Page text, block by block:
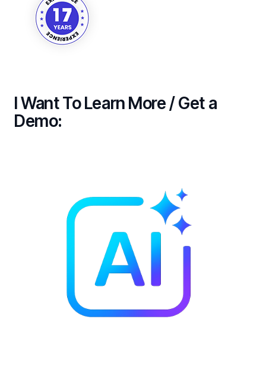
I Want To Learn More / Get a
Demo: